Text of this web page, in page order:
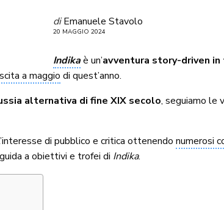
di Emanuele Stavolo
20 MAGGIO 2024
Indikaè un’avventura story-driven in
a maggio di quest’anno.
alternativa di fine XIX secolo, seguiamo le
di pubblico e critica ottenendonumerosi
a obiettivi e trofei di Indika.